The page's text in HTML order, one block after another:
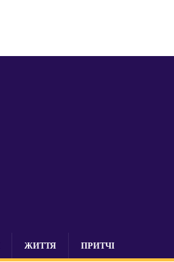
ЖИТТЯ ПРИТЧІ